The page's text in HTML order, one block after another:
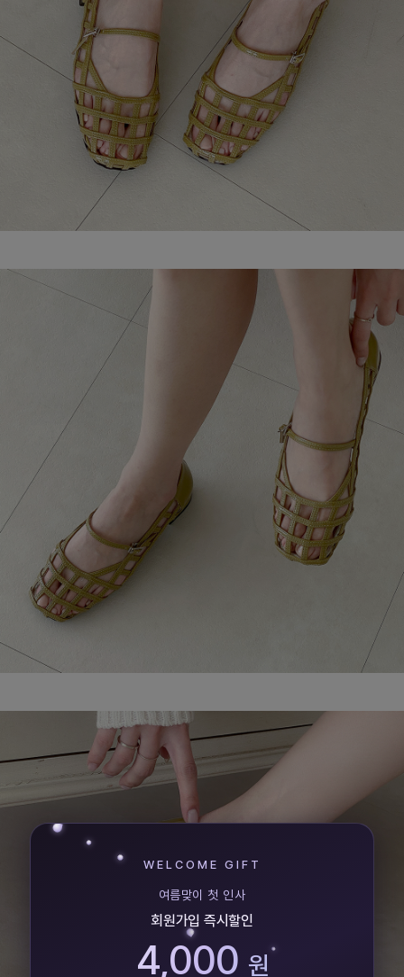
WELCOME GIFT
여름맞이 첫 인사
회원가입 즉시할인
4,000 원